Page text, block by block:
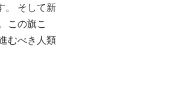
。 そして新
この旗こ
むべき人類